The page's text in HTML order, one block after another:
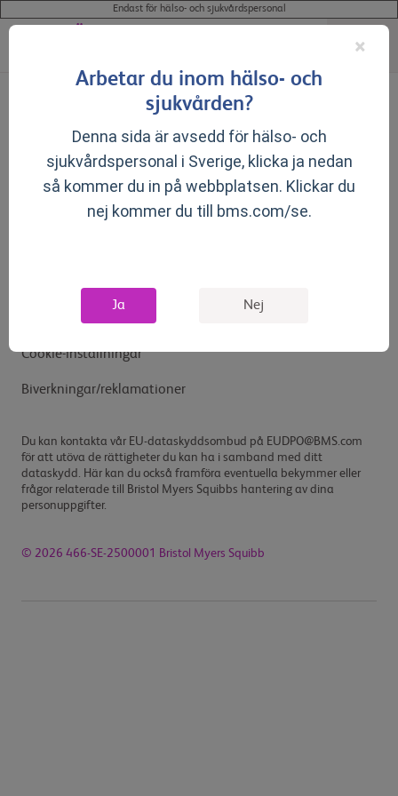
Endast för hälso- och sjukvårdspersonal
Allmänna villkor
Cookie-inställningar
Biverkningar/reklamationer
Du kan kontakta vår EU-dataskyddsombud på EUDPO@BMS.com
för att utöva de rättigheter du kan ha i samband med ditt
dataskydd. Här kan du också framföra eventuella bekymmer eller
frågor relaterade till Bristol Myers Squibbs hantering av dina
personuppgifter.
© 2026 466-SE-2500001 Bristol Myers Squibb
×
Arbetar du inom hälso- och
sjukvården?
Denna sida är avsedd för hälso- och
sjukvårdspersonal i Sverige, klicka ja nedan
så kommer du in på webbplatsen. Klickar du
nej kommer du till bms.com/se.
Ja Nej